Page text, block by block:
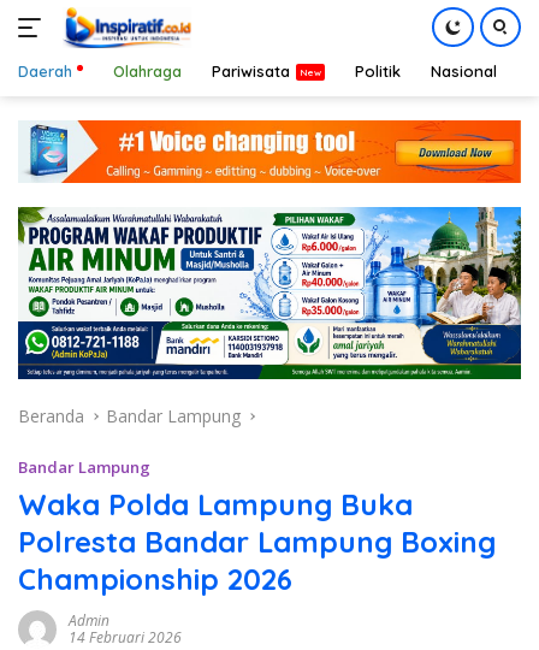
konten
Daerah Olahraga Pariwisata Politik Nasional
Beranda Bandar Lampung
Bandar Lampung
Waka Polda Lampung Buka
Polresta Bandar Lampung Boxing
Championship 2026
Admin
14 Februari 2026